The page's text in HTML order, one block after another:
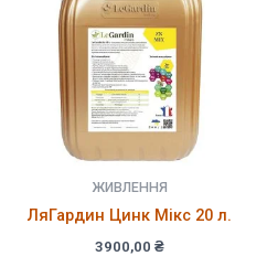
ЖИВЛЕННЯ
ЛяГардин Цинк Мікс 20 л.
3900,00 ₴